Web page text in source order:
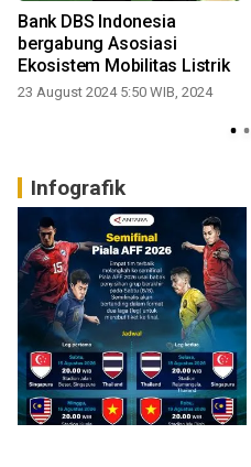
Bank DBS Indonesia
bergabung Asosiasi
Ekosistem Mobilitas Listrik
23 August 2024 5:50 WIB, 2024
Infografik